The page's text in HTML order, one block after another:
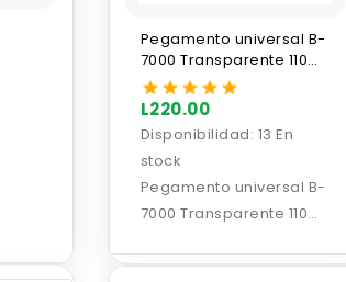
Pegamento universal B-
7000 Transparente 110ml
Zhanlida
L220.00
Disponibilidad: 13 En
stock
Pegamento universal B-
7000 Transparente 110ml